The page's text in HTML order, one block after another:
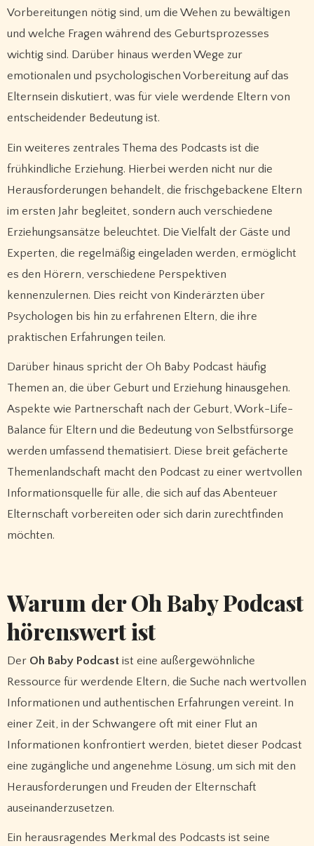
Vorbereitungen nötig sind, um die Wehen zu bewältigen
und welche Fragen während des Geburtsprozesses
wichtig sind. Darüber hinaus werden Wege zur
emotionalen und psychologischen Vorbereitung auf das
Elternsein diskutiert, was für viele werdende Eltern von
entscheidender Bedeutung ist.
Ein weiteres zentrales Thema des Podcasts ist die
frühkindliche Erziehung. Hierbei werden nicht nur die
Herausforderungen behandelt, die frischgebackene Eltern
im ersten Jahr begleitet, sondern auch verschiedene
Erziehungsansätze beleuchtet. Die Vielfalt der Gäste und
Experten, die regelmäßig eingeladen werden, ermöglicht
es den Hörern, verschiedene Perspektiven
kennenzulernen. Dies reicht von Kinderärzten über
Psychologen bis hin zu erfahrenen Eltern, die ihre
praktischen Erfahrungen teilen.
Darüber hinaus spricht der Oh Baby Podcast häufig
Themen an, die über Geburt und Erziehung hinausgehen.
Aspekte wie Partnerschaft nach der Geburt, Work-Life-
Balance für Eltern und die Bedeutung von Selbstfürsorge
werden umfassend thematisiert. Diese breit gefächerte
Themenlandschaft macht den Podcast zu einer wertvollen
Informationsquelle für alle, die sich auf das Abenteuer
Elternschaft vorbereiten oder sich darin zurechtfinden
möchten.
Warum der Oh Baby Podcast
hörenswert ist
Der Oh Baby Podcastist eine außergewöhnliche
Ressource für werdende Eltern, die Suche nach wertvollen
Informationen und authentischen Erfahrungen vereint. In
einer Zeit, in der Schwangere oft mit einer Flut an
Informationen konfrontiert werden, bietet dieser Podcast
eine zugängliche und angenehme Lösung, um sich mit den
Herausforderungen und Freuden der Elternschaft
auseinanderzusetzen.
Ein herausragendes Merkmal des Podcasts ist seine